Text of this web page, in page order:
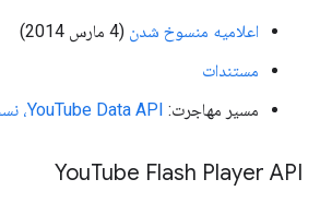
اعلامیه منسوخ شدن (4 مارس 2014)
مستندات
مسیر مهاجرت: YouTube Data API، نسخه 3
YouTube Flash Player API